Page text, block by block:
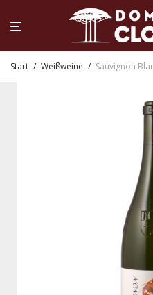
Start / Weißweine / Sauvignon